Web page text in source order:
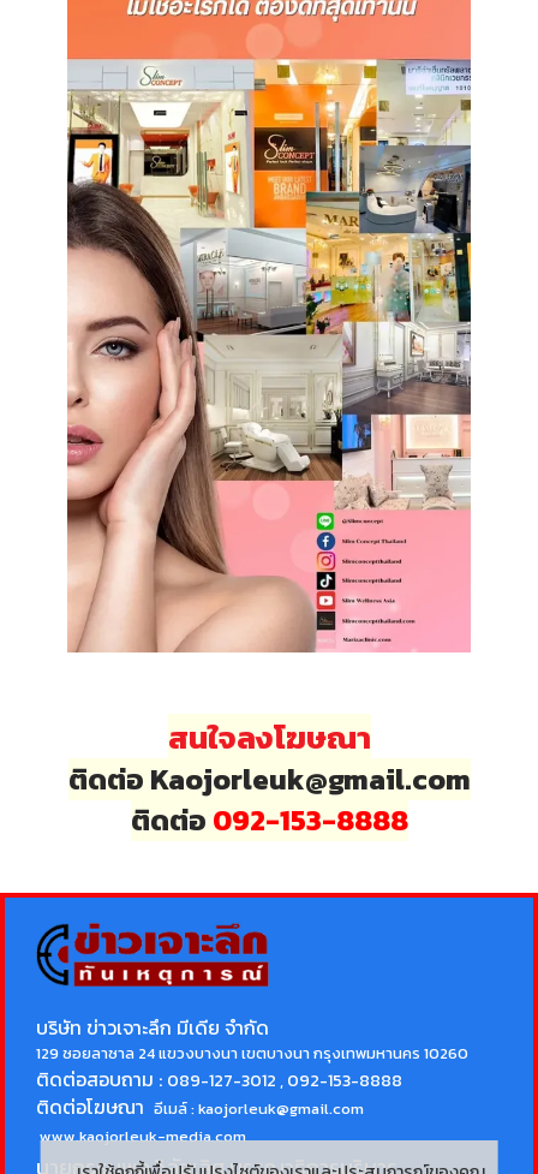
สนใจลงโฆษณา
ติดต่อ Kaojorleuk@gmail.com
ติดต่อ 092-153-8888
บริษัท ข่าวเจาะลึก มีเดีย จำกัด
129 ซอยลาซาล 24 แขวงบางนา เขตบางนา กรุงเทพมหานคร 10260
ติดต่อสอบถาม : 089-127-3012 , 092-153-8888
ติดต่อโฆษณา อีเมล์ :kaojorleuk@gmail.com
www.kaojorleuk-media.com
นายกรธนพล วิลัยเลิศบรรณาธิการบริหาร